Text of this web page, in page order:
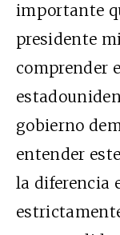
importante
presidente
comprender
gobierno
entender
la diferencia